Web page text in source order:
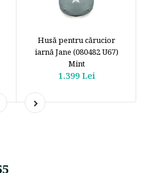
Husă pentru cărucior
iarnă Jane (080482 U67)
Mint
1.399 Lei